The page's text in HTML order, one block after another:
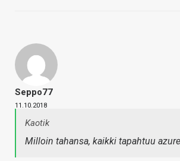
Seppo77
11.10.2018
Kaotik
Milloin tahansa, kaikki tapahtuu